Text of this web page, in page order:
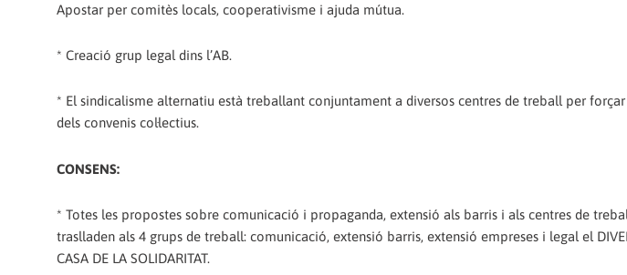
Apostar per comitès locals, cooperativisme i ajuda mútua.
* Creació grup legal dins l’AB.
* El sindicalisme alternatiu està treballant conjuntament a diversos centres de treball per
dels convenis col·lectius.
CONSENS:
* Totes les propostes sobre comunicació i propaganda, extensió als barris i als centres de
traslladen als 4 grups de treball: comunicació, extensió barris, extensió empreses i legal el
CASA DE LA SOLIDARITAT.